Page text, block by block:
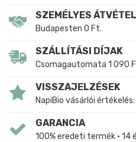
SZEMÉLYES ÁTVÉTEL
Budapesten 0 Ft.
SZÁLLÍTÁSI DÍJAK
Csomagautomata 1 090
VISSZAJELZÉSEK
NapiBio vásárlói
GARANCIA
100% eredeti termék • 14